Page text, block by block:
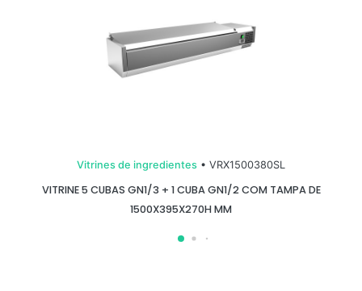
Vitrines de ingredientes • VRX1500380SL
VITRINE 5 CUBAS GN1/3 + 1 CUBA GN1/2 COM TAMPA DE
1500X395X270H MM